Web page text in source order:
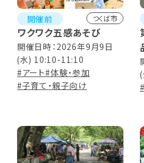
開催前 つくば市
ワクワク五感あそび
開催日時：2026年9月9日
(水) 10:10-11:10
#アート#体験・参加
#子育て・親子向け